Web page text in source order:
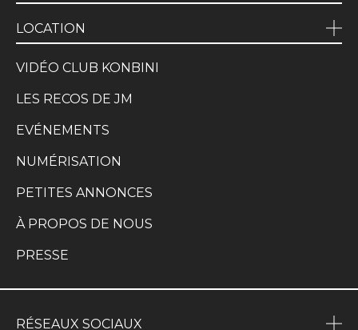
LOCATION
VIDÉO CLUB KONBINI
LES RECOS DE JM
EVÉNEMENTS
NUMÉRISATION
PETITES ANNONCES
À PROPOS DE NOUS
PRESSE
RÉSEAUX SOCIAUX